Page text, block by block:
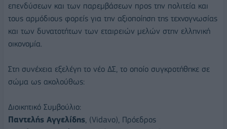
επενδύσεων και των παρεμβάσεων προς την πολιτεία και
τους αρμόδιους φορείς για την αξιοποίηση της τεχνογνωσίας
και των δυνατοτήτων των εταιρειών μελών στην ελληνική
οικονομία.
Στη συνέχεια εξελέγη το νέο ΔΣ, το οποίο συγκροτήθηκε σε
σώμα ως ακολούθως:
Διοικητικό Συμβούλιο:
Παντελής Αγγελίδης , (Vidavo), Πρόεδρος